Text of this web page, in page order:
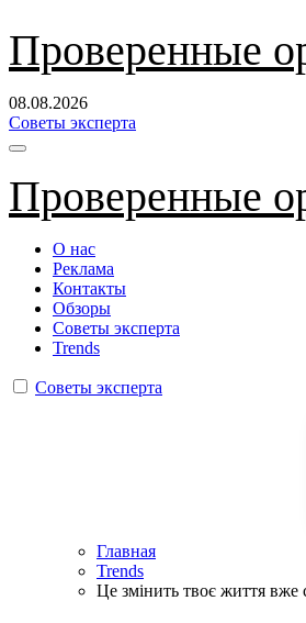
Перейти
содержанию
Проверенные
08.08.2026
Советы эксперта
Проверенные
О нас
Реклама
Контакты
Обзоры
Советы эксперта
Trends
Советы эксперта
Главная
Trends
Це змінить твоє життя